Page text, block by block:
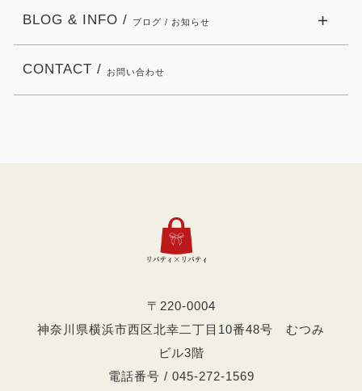
〒220-0004
神奈川県横浜市西区北幸二丁目10番48号 むつみ
ビル3階
電話番号 / 045-272-1569
BLOG & INFO / ブログ / お知らせ
CONTACT / お問い合わせ